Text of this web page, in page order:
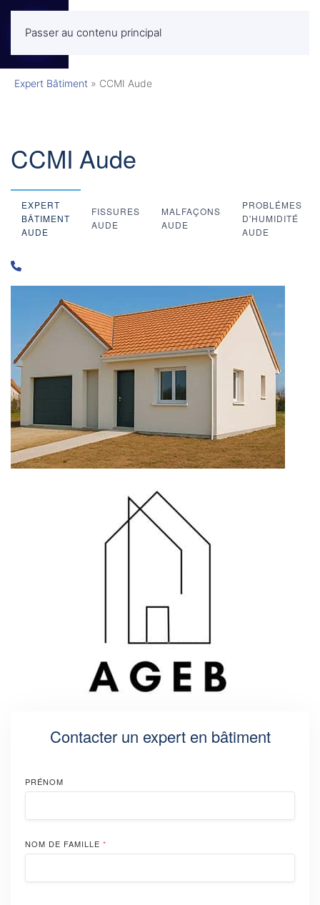
Passer au contenu principalMENU
Expert Bâtiment » CCMI Aude
CCMI Aude
EXPERT
BÂTIMENT
AUDE
FISSURES
AUDE
MALFAÇONS
AUDE
PROBLÉMES
D'HUMIDITÉ
AUDE
Contacter un expert en bâtiment
PRÉNOM
NOM DE FAMILLE *